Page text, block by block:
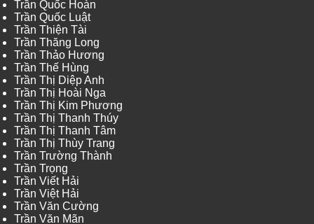
Trần Quốc Hoàn
Trần Quốc Luật
Trần Thiện Tài
Trần Thăng Long
Trần Thảo Hương
Trần Thế Hùng
Trần Thị Diệp Anh
Trần Thị Hoài Nga
Trần Thị Kim Phương
Trần Thị Thanh Thúy
Trần Thị Thanh Tâm
Trần Thị Thùy Trang
Trần Trường Thành
Trần Trọng
Trần Viết Hải
Trần Việt Hải
Trần Văn Cường
Trần Văn Mãn